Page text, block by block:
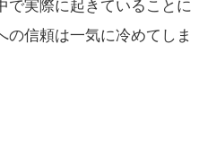
で実際に起きていることに
の信頼は一気に冷めてしま